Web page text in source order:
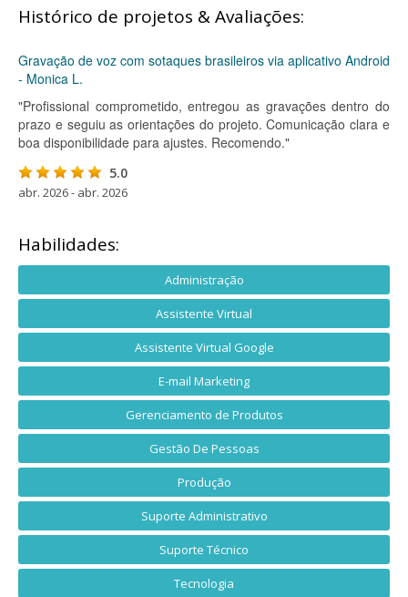
Histórico de projetos & Avaliações:
Gravação de voz com sotaques brasileiros via aplicativo Android
- Monica L.
"Profissional comprometido, entregou as gravações dentro do
prazo e seguiu as orientações do projeto. Comunicação clara e
boa disponibilidade para ajustes. Recomendo."
5.0
abr. 2026 - abr. 2026
Habilidades:
Administração
Assistente Virtual
Assistente Virtual Google
E-mail Marketing
Gerenciamento de Produtos
Gestão De Pessoas
Produção
Suporte Administrativo
Suporte Técnico
Tecnologia